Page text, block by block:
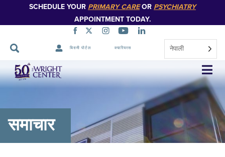
SCHEDULE YOUR PRIMARY CAREOR PSYCHIATRY
APPOINTMENT TODAY.
बिरामी पोर्टल क्यारियरस नेपाली
नेभिगेसन
स्किप
गर्नुहोस्
समाचार